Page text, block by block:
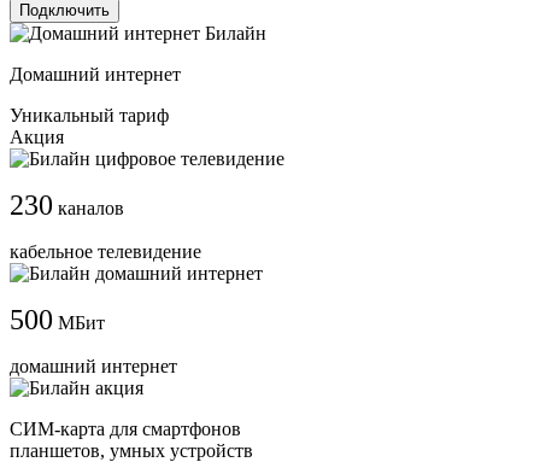
Подключить
Домашний интернет
Уникальный тариф
Акция
230 каналов
кабельное телевидение
500 МБит
домашний интернет
СИМ-карта для смартфонов
планшетов, умных устройств